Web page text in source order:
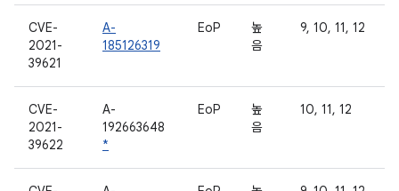
CVE-
2021-
39621
A-
185126319
EoP
높
음
9, 10, 11, 12
CVE-
2021-
39622
A-
192663648
*
EoP
높
음
10, 11, 12